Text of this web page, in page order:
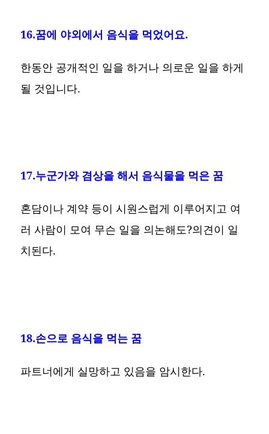
16.꿈에 야외에서 음식을 먹었어요.
한동안 공개적인 일을 하거나 의로운 일을 하게
될 것입니다.
17.누군가와 겸상을 해서 음식물을 먹은 꿈
혼담이나 계약 등이 시원스럽게 이루어지고 여
러 사람이 모여 무슨 일을 의논해도?의견이 일
치된다.
18.손으로 음식을 먹는 꿈
파트너에게 실망하고 있음을 암시한다.